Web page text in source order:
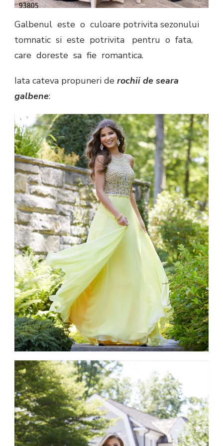
Galbenul este o culoare potrivita sezonului
tomnatic si este potrivita pentru o fata,
care doreste sa fie romantica.
Iata cateva propuneri de rochii de seara
galbene: